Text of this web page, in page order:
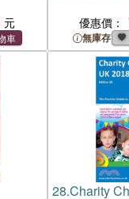
優惠價：
無庫存
28.Charity